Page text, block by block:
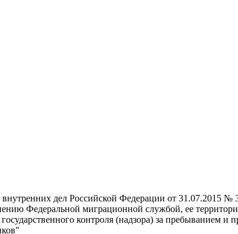
дел Российской Федерации от 31.07.2015 №
Федеральной миграционной службой, ее
контроля (надзора) за пребыванием